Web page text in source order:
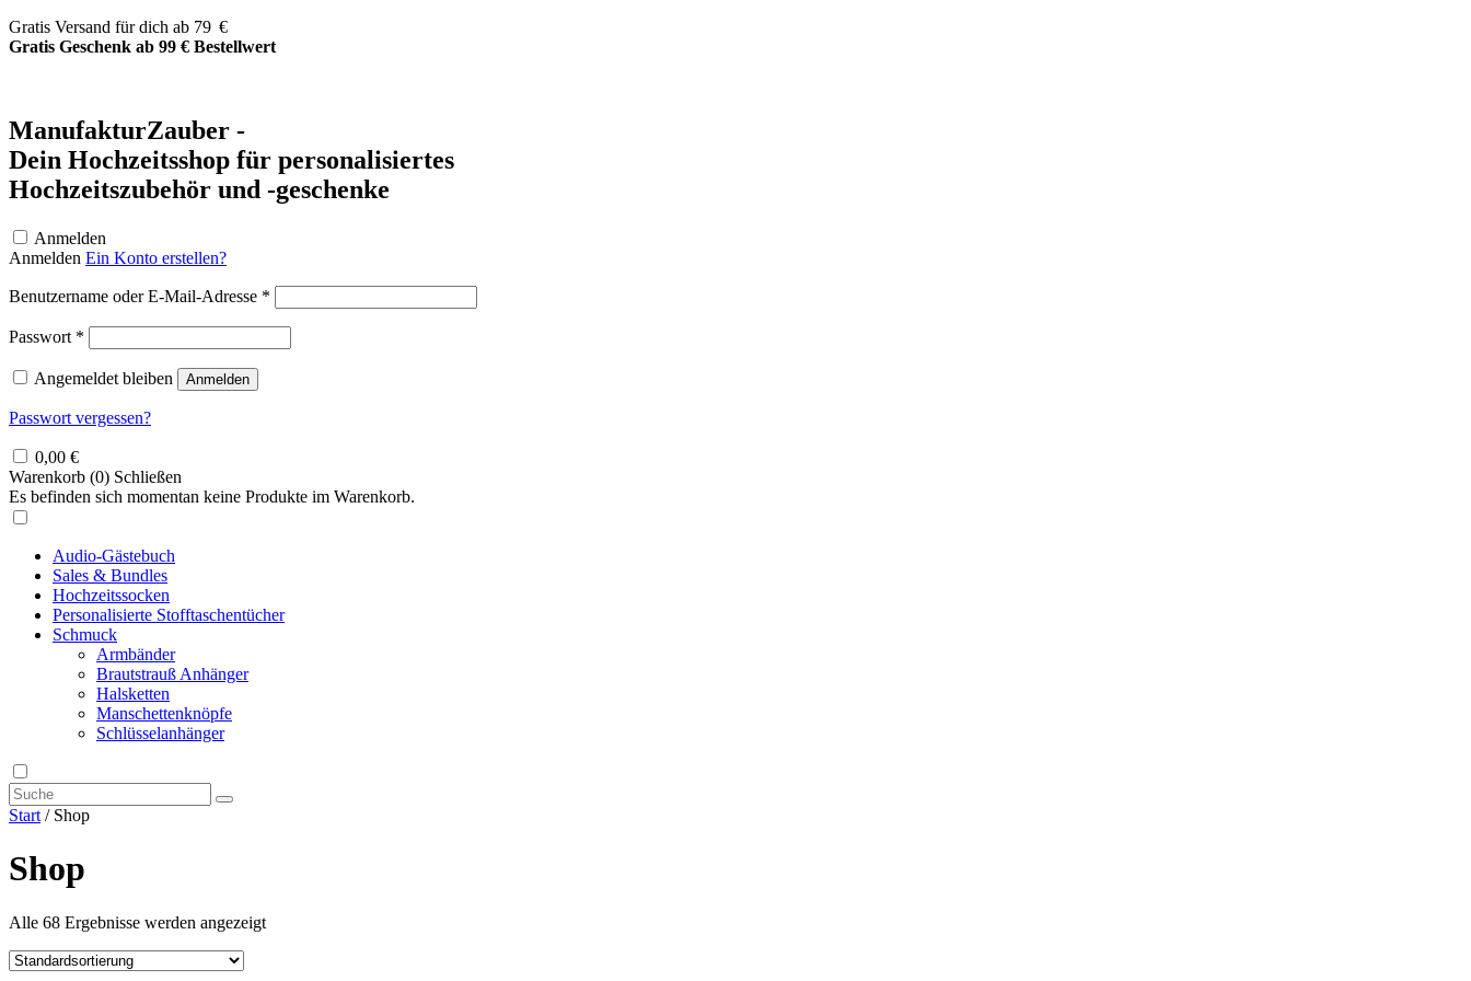
Zum
Inhalt
Gratis Versand für dich ab 79 €
Gratis Geschenk ab 99 € Bestellwert
ManufakturZauber -
Dein Hochzeitsshop für personalisiertes
Hochzeitszubehör und -geschenke
Anmelden
Anmelden Ein Konto erstellen?
Benutzername oder E-Mail-Adresse *
Passwort *
Angemeldet bleiben Anmelden
Passwort vergessen?
0,00 €
Warenkorb (0) Schließen
Es befinden sich momentan keine Produkte im Warenkorb.
Audio-Gästebuch
Sales & Bundles
Hochzeitssocken
Personalisierte Stofftaschentücher
Schmuck
Armbänder
Brautstrauß Anhänger
Halsketten
Manschettenknöpfe
Schlüsselanhänger
Start / Shop
Shop
Alle 68 Ergebnisse werden angezeigt